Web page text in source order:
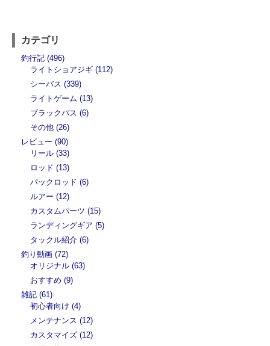
カテゴリ
釣行記 (496)
ライトショアジギ (112)
シーバス (339)
ライトゲーム (13)
ブラックバス (6)
その他 (26)
レビュー (90)
リール (33)
ロッド (13)
パックロッド (6)
ルアー (12)
カスタムパーツ (15)
ランディングギア (5)
タックル紹介 (6)
釣り動画 (72)
オリジナル (63)
おすすめ (9)
雑記 (61)
初心者向け (4)
メンテナンス (12)
カスタマイズ (12)